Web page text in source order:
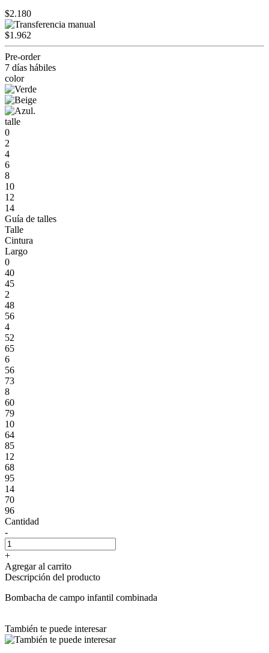
$2.180
$1.962
Pre-order
7 días hábiles
color
talle
0
2
4
6
8
10
12
14
Guía de talles
Talle
Cintura
Largo
0
40
45
2
48
56
4
52
65
6
56
73
8
60
79
10
64
85
12
68
95
14
70
96
Cantidad
-
+
Agregar al carrito
Descripción del producto
Bombacha de campo infantil combinada
También te puede interesar